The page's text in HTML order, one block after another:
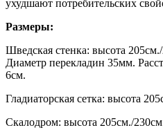
ухудшают потребительских
Размеры:
Шведская стенка: высота
Диаметр перекладин 35мм.
6см.
Гладиаторская сетка: высота
Скалодром: высота 205см./